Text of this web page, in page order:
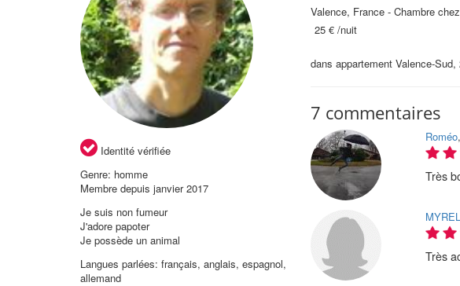
Identité vérifiée
Genre: homme
Membre depuis janvier 2017
Je suis non fumeur
J'adore papoter
Je possède un animal
Langues parlées: français, anglais, espagnol,
allemand
Valence, France - Chambre
25 €/nuit
dans appartement Valence-
7 commentaires
Roméo
Très
Très